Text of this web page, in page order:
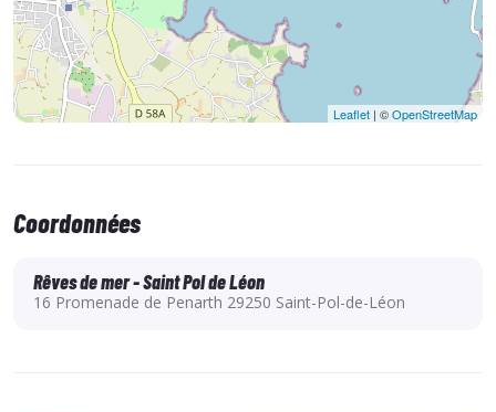
Vêtements de rechange.
Coupe-vent.
Maillot de bain.
Combinaison intégrale (possibilité de location à la semaine).
Leaflet | ©OpenStreetMap
Coordonnées
Rêves de mer - Saint Pol de Léon
16 Promenade de Penarth 29250 Saint-Pol-de-Léon